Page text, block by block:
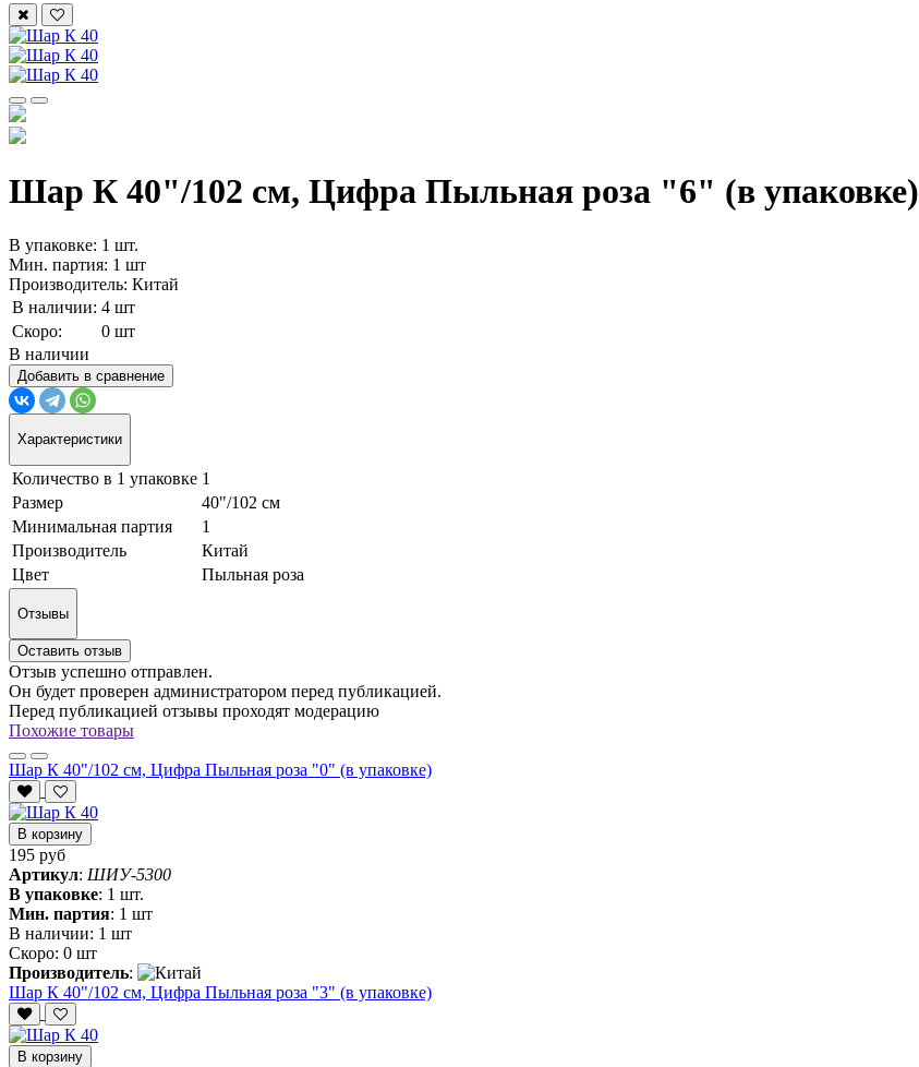
Шар К 40"/102 см, Цифра Пыльная роза "6" (в упаковке)
В упаковке: 1 шт.
Мин. партия: 1 шт
Производитель: Китай
В наличии: 4 шт
Скоро:
0 шт
В наличии
Добавить в сравнение
Характеристики
Количество в 1 упаковке 1
Размер
40"/102 см
Минимальная партия
1
Производитель
Китай
Цвет
Пыльная роза
Отзывы
Оставить отзыв
Отзыв успешно отправлен.
Он будет проверен администратором перед публикацией.
Перед публикацией отзывы проходят модерацию
Похожие товары
Шар К 40"/102 см, Цифра Пыльная роза "0" (в упаковке)
В корзину
195 руб
Артикул: ШИУ-5300
В упаковке: 1 шт.
Мин. партия: 1 шт
В наличии: 1 шт
Скоро: 0 шт
Производитель:
Шар К 40"/102 см, Цифра Пыльная роза "3" (в упаковке)
В корзину